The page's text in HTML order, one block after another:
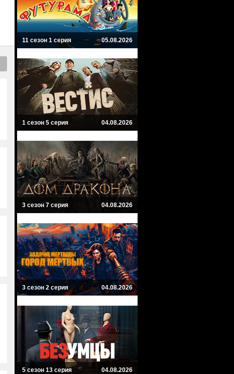
11 сезон 1 серия 05.08.2026
1 сезон 5 серия 04.08.2026
3 сезон 7 серия 04.08.2026
3 сезон 2 серия 04.08.2026
5 сезон 13 серия 04.08.2026